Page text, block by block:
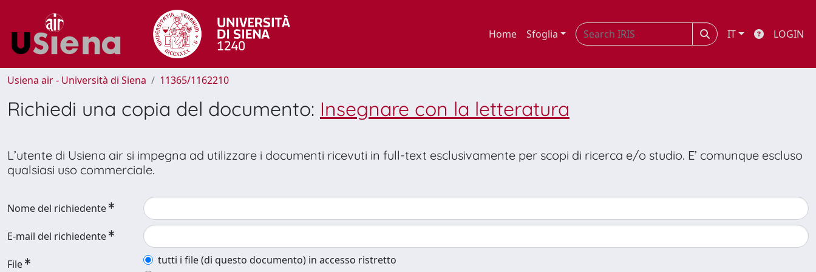
Home Sfoglia IT LOGIN
Usiena air - Università di Siena 11365/1162210
Richiedi una copia del documento: Insegnare con la letteratura
L’utente di Usiena air si impegna ad utilizzare i documenti ricevuti in full-text esclusivamente per scopi di ricerca e/o studio. E’ comunque escluso
qualsiasi uso commerciale.
Nome del richiedente
E-mail del richiedente
File
tutti i file (di questo documento) in accesso ristretto